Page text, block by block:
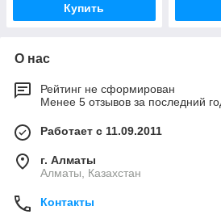
Купить
О нас
Рейтинг не сформирован
Менее 5 отзывов за последний
Работает с 11.09.2011
г. Алматы
Алматы, Казахстан
Контакты